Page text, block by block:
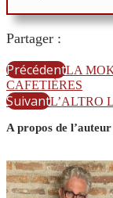
Partager :
PrécédentLA
CAFETIÈRES
SuivantL’ALTRO
A propos de l’auteur